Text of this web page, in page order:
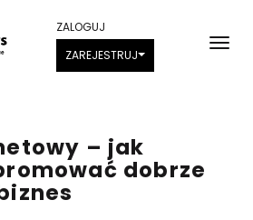
ZALOGUJ
ZAREJESTRUJ
– jak
dobrze